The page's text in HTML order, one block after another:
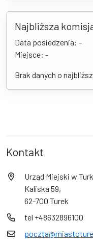
Najbliższa
Data posiedzenia: -
Miejsce: -
Brak danych o
Kontakt
Urząd Miejski w
Kaliska 59,
62-700 Turek
tel +48632896100